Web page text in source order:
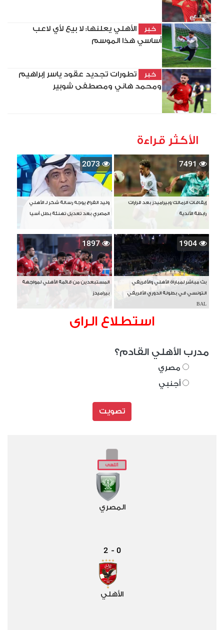
خبر
الأهلي يعلنها: لا بيع لأي لاعب
أساسي هذا الموسم
خبر
تطورات تجديد عقود ياسر إبراهيم
ومحمد هاني ومصطفى شوبير
الأكثر قراءة
7491
إيقافات الزمالك وبيراميدز بعد قرارات
رابطة الأندية
2073
وليد الفراج يوجه رسالة شكر لـ الأهلي
المصري بعد تعديل تهنئة بطل آسيا
1904
بث مباشر لمباراة الأهلي والأفريقي
التونسي في بطولة الدوري الأفريقي
BAL
1897
المستبعدين من قائمة الأهلي لمواجهة
بيراميدز
استطلاع الراى
مدرب الأهلي القادم؟
مصري
أجنبي
تصويت
المصري
0
-
2
الأهلي